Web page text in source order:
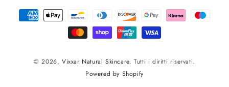
© 2026,Vixxar Natural Skincare. Tutti i diritti riservati.
Powered by Shopify
Modalità